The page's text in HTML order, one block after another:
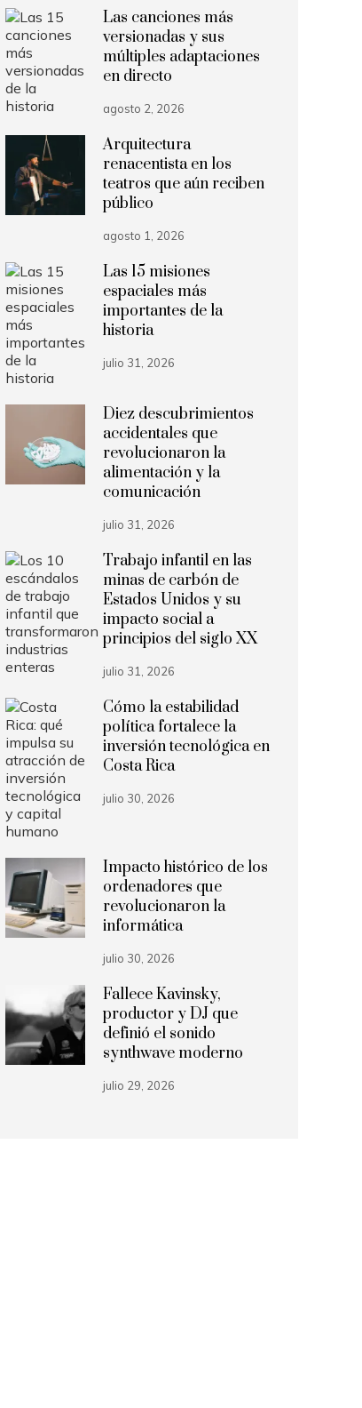
Las canciones más
versionadas y sus
múltiples adaptaciones
en directo
agosto 2, 2026
Arquitectura
renacentista en los
teatros que aún reciben
público
agosto 1, 2026
Las 15 misiones
espaciales más
importantes de la
historia
julio 31, 2026
Diez descubrimientos
accidentales que
revolucionaron la
alimentación y la
comunicación
julio 31, 2026
Trabajo infantil en las
minas de carbón de
Estados Unidos y su
impacto social a
principios del siglo XX
julio 31, 2026
Cómo la estabilidad
política fortalece la
inversión tecnológica en
Costa Rica
julio 30, 2026
Impacto histórico de los
ordenadores que
revolucionaron la
informática
julio 30, 2026
Fallece Kavinsky,
productor y DJ que
definió el sonido
synthwave moderno
julio 29, 2026